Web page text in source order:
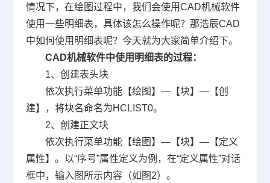
情况下，在绘图过程中，我们会使用CAD机械软件
使用一些明细表，具体该怎么操作呢？那浩辰CAD
中如何使用明细表呢？今天就为大家简单介绍下。
CAD机械软件中使用明细表的过程：
1、创建表头块
依次执行菜单功能【绘图】—【块】—【创
建】，将块名命名为HCLIST0。
2、创建正文块
依次执行菜单功能【绘图】—【块】—【定义
属性】。以“序号”属性定义为例，在“定义属性”对话
框中，输入图所示内容（如图2）。